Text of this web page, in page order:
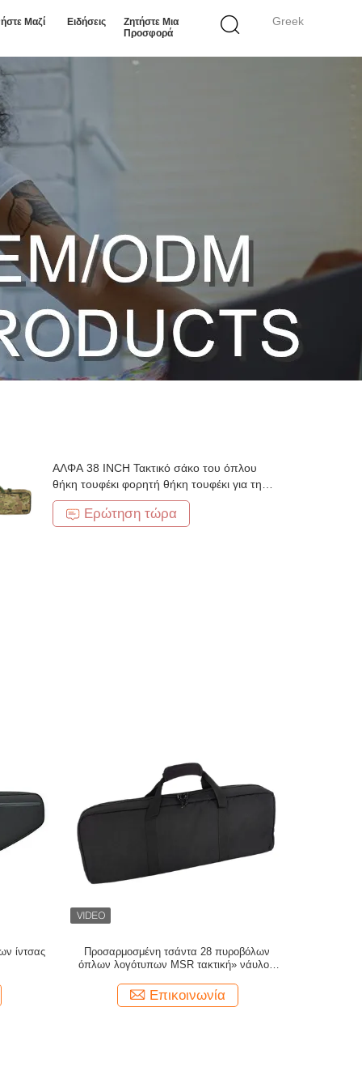
Greek
Μαζί Ειδήσεις
Ζητήστε Μια
Προσφορά
ΑΛΦΑ 38 INCH Τακτικό σάκο του όπλου
θήκη τουφέκι φορητή θήκη τουφέκι για την
αποθήκευση πυροβόλων όπλων
Ερώτηση τώρα
ίντσας
Προσαρμοσμένη τσάντα 28 πυροβόλων
όπλων λογότυπων MSR τακτική» νάυλον
πιστολιών
Επικοινωνία